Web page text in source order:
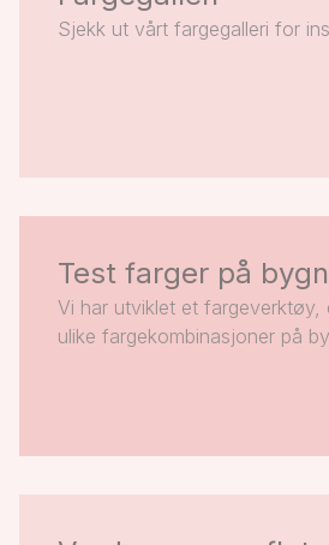
Sjekk ut vårt fargegalleri for
Test farger på
Vi har utviklet et fargeverktøy,
ulike fargekombinasjoner på